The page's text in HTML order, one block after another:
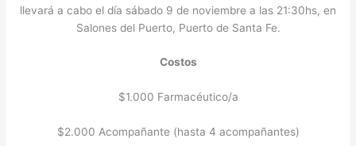
llevará a cabo el día sábado 9 de noviembre a las 21:30hs, en
Salones del Puerto, Puerto de Santa Fe.
Costos
$1.000 Farmacéutico/a
$2.000 Acompañante (hasta 4 acompañantes)